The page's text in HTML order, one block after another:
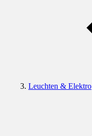
Leuchten & Elektro